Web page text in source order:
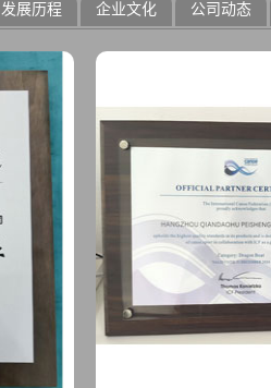
发展历程 企业文化 公司动态